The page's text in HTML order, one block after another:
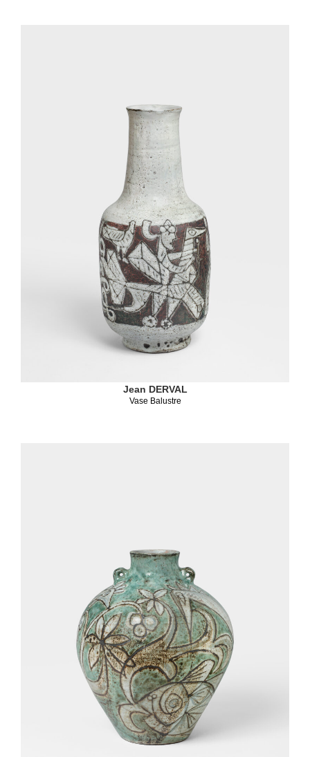
Jean DERVAL
Vase Balustre